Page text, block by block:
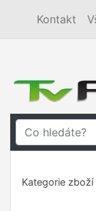
Kontakt
Kategorie zboží